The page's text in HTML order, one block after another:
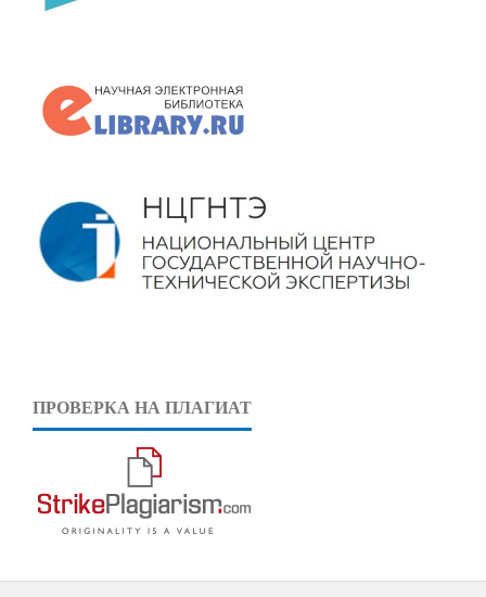
ПРОВЕРКА НА ПЛАГИАТ